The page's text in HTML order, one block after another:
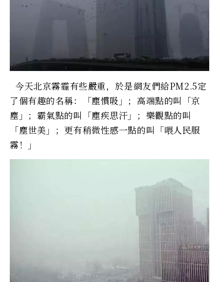
今天北京霧霾有些嚴重，於是網友們給PM2.5定
了個有趣的名稱：「塵慣吸」；高端點的叫「京
塵」；霸氣點的叫「塵疾思汗」；樂觀點的叫
「塵世美」；更有稍微性感一點的叫「喂人民服
霧！」